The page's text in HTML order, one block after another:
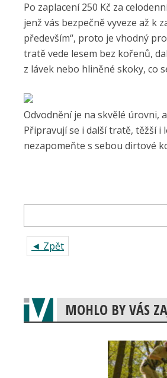
Po zaplacení 250 Kč za
jenž vás bezpečně vyveze až k
především“, proto je vhodný
tratě vede lesem bez kořenů,
z lávek nebo hliněné skoky, co
Odvodnění je na skvělé úrovni,
Připravují se i další tratě, těžší i
nezapomeňte s sebou dirtové